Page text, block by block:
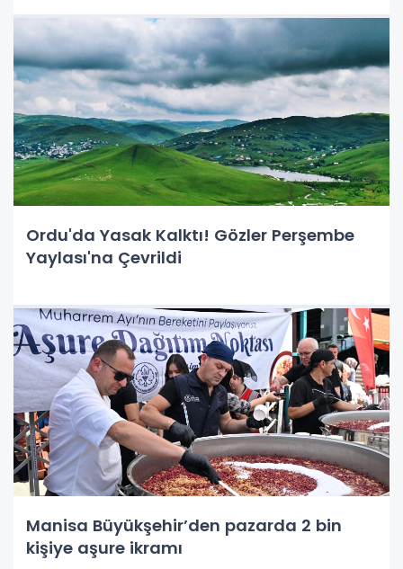
Ordu'da Yasak Kalktı! Gözler Perşembe
Yaylası'na Çevrildi
Manisa Büyükşehir’den pazarda 2 bin
kişiye aşure ikramı